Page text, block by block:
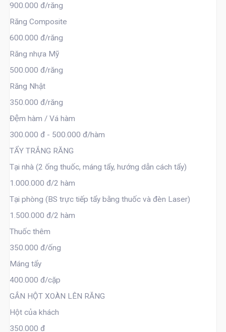
900.000 đ/răng
Răng Composite
600.000 đ/răng
Răng nhựa Mỹ
500.000 đ/răng
Răng Nhật
350.000 đ/răng
Đệm hàm / Vá hàm
300.000 đ - 500.000 đ/hàm
TẨY TRẮNG RĂNG
Tại nhà (2 ống thuốc, máng tẩy, hướng dẫn cách tẩy)
1.000.000 đ/2 hàm
Tại phòng (BS trực tiếp tẩy bằng thuốc và đèn Laser)
1.500.000 đ/2 hàm
Thuốc thêm
350.000 đ/ống
Máng tẩy
400.000 đ/cặp
GẮN HỘT XOÀN LÊN RĂNG
Hột của khách
350.000 đ